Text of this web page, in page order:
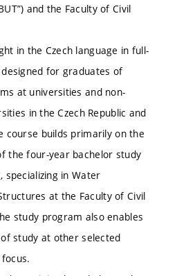
and the Faculty of Civil
in the Czech language in full-
for graduates of
at universities and non-
in the Czech Republic and
course builds primarily on the
the four-year bachelor study
specializing in Water
at the Faculty of Civil
study program also enables
study at other selected